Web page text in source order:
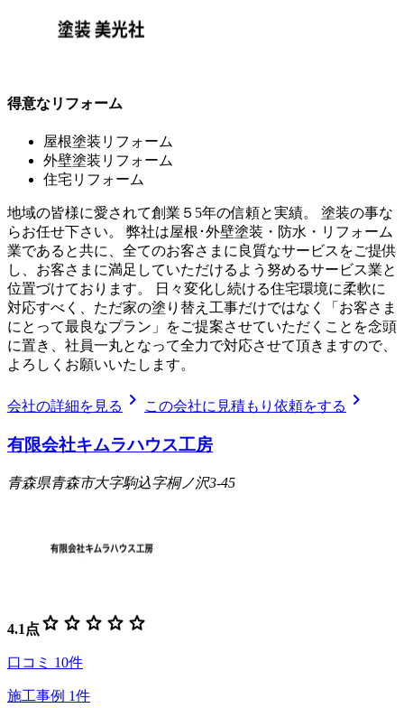
得意なリフォーム
屋根塗装リフォーム
外壁塗装リフォーム
住宅リフォーム
地域の皆様に愛されて創業５5年の信頼と実績。 塗装の事な
らお任せ下さい。 弊社は屋根･外壁塗装・防水・リフォーム
業であると共に、全てのお客さまに良質なサービスをご提供
し、お客さまに満足していただけるよう努めるサービス業と
位置づけております。 日々変化し続ける住宅環境に柔軟に
対応すべく、ただ家の塗り替え工事だけではなく「お客さま
にとって最良なプラン」をご提案させていただくことを念頭
に置き、社員一丸となって全力で対応させて頂きますので、
よろしくお願いいたします。
会社の詳細を見る chevron_right この会社に見積もり依頼をする chevron_right
有限会社キムラハウス工房
青森県青森市大字駒込字桐ノ沢3-45
4.1 点 star star star star star
口コミ 10件
施工事例 1件